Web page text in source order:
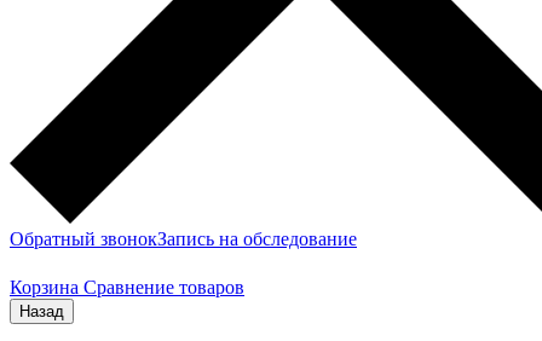
Обратный звонокЗапись на обследование
Корзина Сравнение товаров
Назад